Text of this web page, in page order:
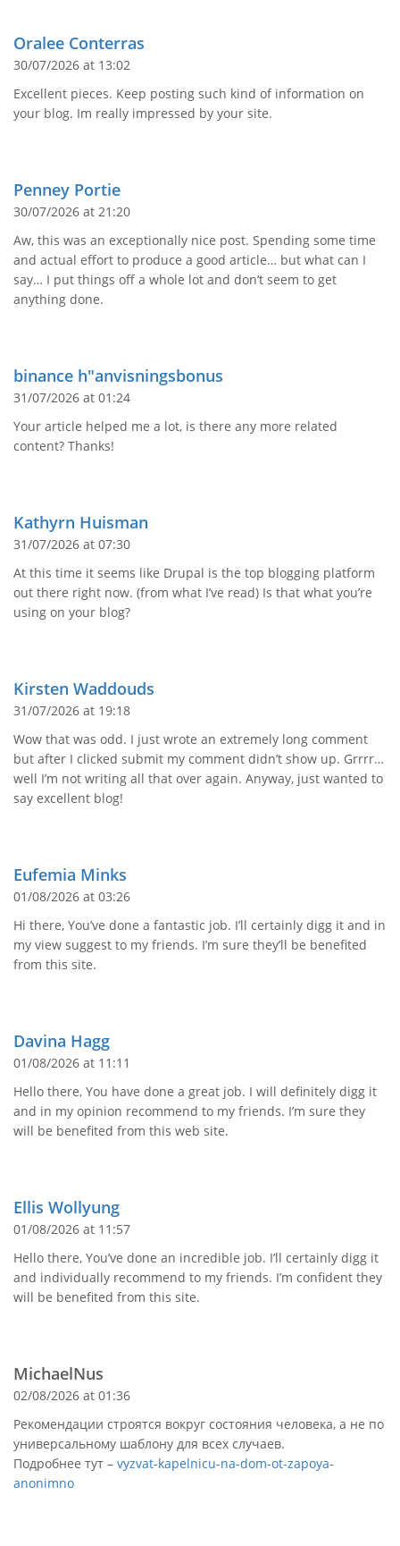
Oralee Conterras
30/07/2026 at 13:02
Excellent pieces. Keep posting such kind of information on
your blog. Im really impressed by your site.
Penney Portie
30/07/2026 at 21:20
Aw, this was an exceptionally nice post. Spending some time
and actual effort to produce a good article… but what can I
say… I put things off a whole lot and don’t seem to get
anything done.
binance h"anvisningsbonus
31/07/2026 at 01:24
Your article helped me a lot, is there any more related
content? Thanks!
Kathyrn Huisman
31/07/2026 at 07:30
At this time it seems like Drupal is the top blogging platform
out there right now. (from what I’ve read) Is that what you’re
using on your blog?
Kirsten Waddouds
31/07/2026 at 19:18
Wow that was odd. I just wrote an extremely long comment
but after I clicked submit my comment didn’t show up. Grrrr…
well I’m not writing all that over again. Anyway, just wanted to
say excellent blog!
Eufemia Minks
01/08/2026 at 03:26
Hi there, You’ve done a fantastic job. I’ll certainly digg it and in
my view suggest to my friends. I’m sure they’ll be benefited
from this site.
Davina Hagg
01/08/2026 at 11:11
Hello there, You have done a great job. I will definitely digg it
and in my opinion recommend to my friends. I’m sure they
will be benefited from this web site.
Ellis Wollyung
01/08/2026 at 11:57
Hello there, You’ve done an incredible job. I’ll certainly digg it
and individually recommend to my friends. I’m confident they
will be benefited from this site.
MichaelNus
02/08/2026 at 01:36
Рекомендации строятся вокруг состояния человека, а не по
универсальному шаблону для всех случаев.
Подробнее тут – vyzvat-kapelnicu-na-dom-ot-zapoya-
anonimno